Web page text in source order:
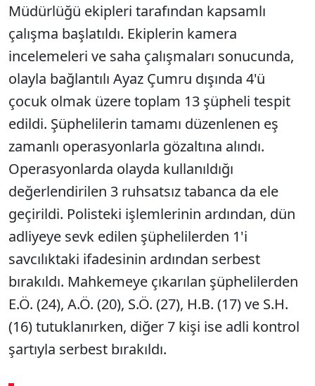
Müdürlüğü ekipleri tarafından kapsamlı
çalışma başlatıldı. Ekiplerin kamera
incelemeleri ve saha çalışmaları sonucunda,
olayla bağlantılı Ayaz Çumru dışında 4'ü
çocuk olmak üzere toplam 13 şüpheli tespit
edildi. Şüphelilerin tamamı düzenlenen eş
zamanlı operasyonlarla gözaltına alındı.
Operasyonlarda olayda kullanıldığı
değerlendirilen 3 ruhsatsız tabanca da ele
geçirildi. Polisteki işlemlerinin ardından, dün
adliyeye sevk edilen şüphelilerden 1'i
savcılıktaki ifadesinin ardından serbest
bırakıldı. Mahkemeye çıkarılan şüphelilerden
E.Ö. (24), A.Ö. (20), S.Ö. (27), H.B. (17) ve S.H.
(16) tutuklanırken, diğer 7 kişi ise adli kontrol
şartıyla serbest bırakıldı.